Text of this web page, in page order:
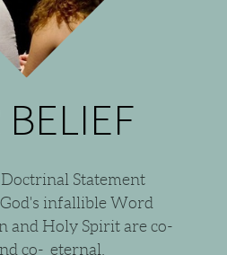
Statement
God's infallible Word
and Holy Spirit are co-
co- eternal.